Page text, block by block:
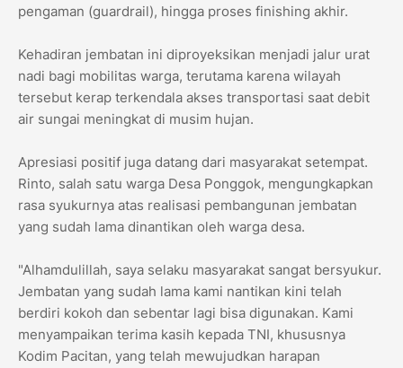
pengaman (guardrail), hingga proses finishing akhir.
Kehadiran jembatan ini diproyeksikan menjadi jalur urat
nadi bagi mobilitas warga, terutama karena wilayah
tersebut kerap terkendala akses transportasi saat debit
air sungai meningkat di musim hujan.
​Apresiasi positif juga datang dari masyarakat setempat.
Rinto, salah satu warga Desa Ponggok, mengungkapkan
rasa syukurnya atas realisasi pembangunan jembatan
yang sudah lama dinantikan oleh warga desa.
​"Alhamdulillah, saya selaku masyarakat sangat bersyukur.
Jembatan yang sudah lama kami nantikan kini telah
berdiri kokoh dan sebentar lagi bisa digunakan. Kami
menyampaikan terima kasih kepada TNI, khususnya
Kodim Pacitan, yang telah mewujudkan harapan